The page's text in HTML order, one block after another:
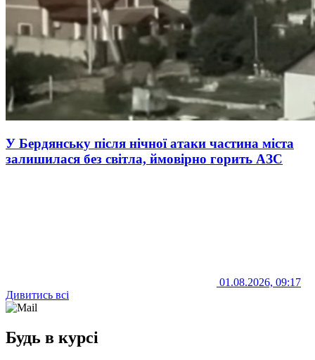
У Бердянську після нічної атаки частина міста
залишилася без світла, ймовірно горить АЗС
01.08.2026, 09:17
Дивитись всі
Будь в курсі